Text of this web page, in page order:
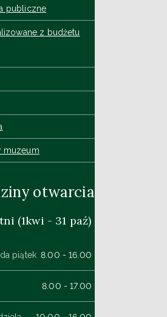
publiczne
z budżetu
muzeum
otwarcia
(1kwi - 31 paź)
piątek 8.00 - 16.00
8.00 - 17.00